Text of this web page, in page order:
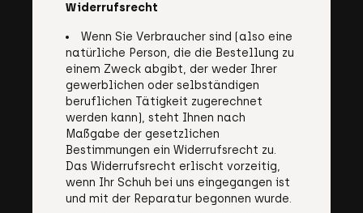
Widerrufsrecht
Wenn Sie Verbraucher sind (also eine
natürliche Person, die die Bestellung zu
einem Zweck abgibt, der weder Ihrer
gewerblichen oder selbständigen
beruflichen Tätigkeit zugerechnet
werden kann), steht Ihnen nach
Maßgabe der gesetzlichen
Bestimmungen ein Widerrufsrecht zu.
Das Widerrufsrecht erlischt vorzeitig,
wenn Ihr Schuh bei uns eingegangen ist
und mit der Reparatur begonnen wurde.